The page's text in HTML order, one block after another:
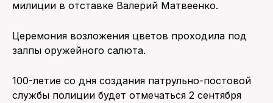
милиции в отставке Валерий Матвеенко.
Церемония возложения цветов проходила под
залпы оружейного салюта.
100-летие со дня создания патрульно-постовой
службы полиции будет отмечаться 2 сентября